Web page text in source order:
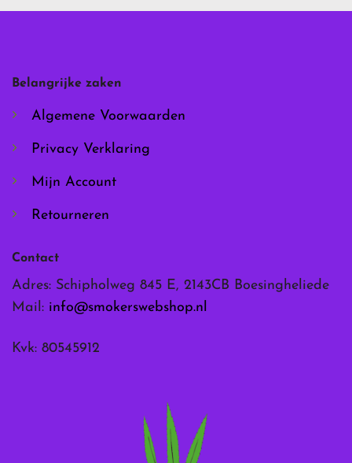
worden
op
de
productpagina
Belangrijke zaken
Algemene Voorwaarden
Privacy Verklaring
Mijn Account
Retourneren
Contact
Adres: Schipholweg 845 E, 2143CB Boesingheliede
Mail: info@smokerswebshop.nl
Kvk: 80545912